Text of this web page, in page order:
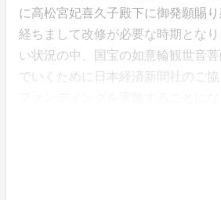
に高松宮妃喜久子殿下に御発願賜
経ちまして改修が必要な時期とな
い状況の中、国宝の如意輪観世音
でいくために日本経済新聞社のご